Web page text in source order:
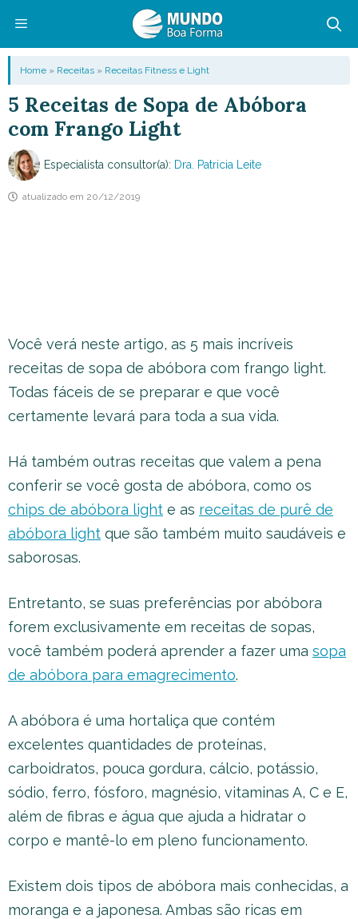
conteúdo
Menu
Home » Receitas » Receitas Fitness e Light
5 Receitas de Sopa de Abóbora
com Frango Light
Especialista consultor(a): Dra. Patricia Leite
atualizado em 20/12/2019
Você verá neste artigo, as 5 mais incríveis
receitas de sopa de abóbora com frango light.
Todas fáceis de se preparar e que você
certamente levará para toda a sua vida.
Há também outras receitas que valem a pena
conferir se você gosta de abóbora, como os
chips de abóbora light e as receitas de purê de
abóbora light que são também muito saudáveis e
saborosas.
Entretanto, se suas preferências por abóbora
forem exclusivamente em receitas de sopas,
você também poderá aprender a fazer uma sopa
de abóbora para emagrecimento.
A abóbora é uma hortaliça que contém
excelentes quantidades de proteínas,
carboidratos, pouca gordura, cálcio, potássio,
sódio, ferro, fósforo, magnésio, vitaminas A, C e E,
além de fibras e água que ajuda a hidratar o
corpo e mantê-lo em pleno funcionamento.
Existem dois tipos de abóbora mais conhecidas, a
moranga e a japonesa. Ambas são ricas em